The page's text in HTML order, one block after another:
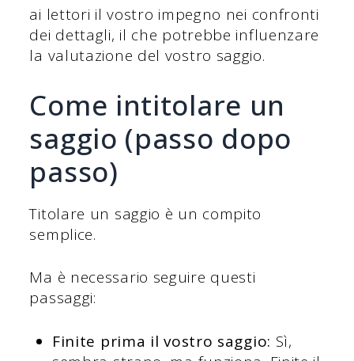
ai lettori il vostro impegno nei confronti
dei dettagli, il che potrebbe influenzare
la valutazione del vostro saggio.
Come intitolare un
saggio (passo dopo
passo)
Titolare un saggio è un compito
semplice.
Ma è necessario seguire questi
passaggi:
Finite prima il vostro saggio: Sì,